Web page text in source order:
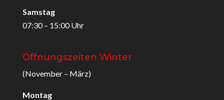
Samstag
07:30 – 15:00 Uhr
Öffnungszeiten Winter
(November – März)
Montag